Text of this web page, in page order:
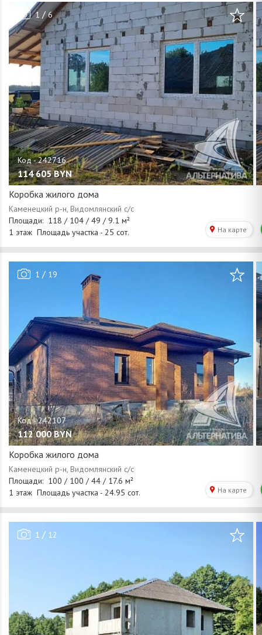
1 /6
114 605 BYN
Коробка жилого дома
1 / 19
112 000 BYN
Коробка жилого дома
1 / 12